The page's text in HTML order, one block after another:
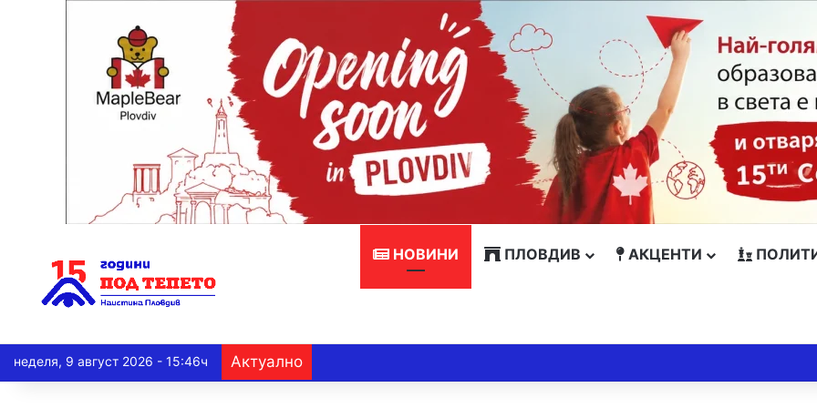
НОВИНИ ПЛОВДИВ АКЦЕНТИ
неделя, 9 август 2026 - 15:46ч Актуално